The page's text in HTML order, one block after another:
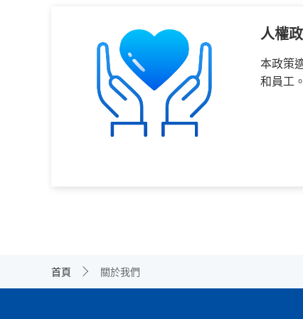
人權
本政策
和員工。
首頁 關於我們